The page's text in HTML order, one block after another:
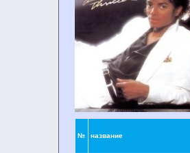
№ название